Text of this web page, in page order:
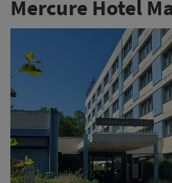
Mercure Hotel